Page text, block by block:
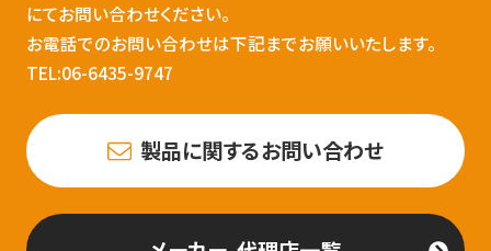
にてお問い合わせください。
お電話でのお問い合わせは下記までお願いいたします。
TEL:06-6435-9747
製品に関するお問い合わせ